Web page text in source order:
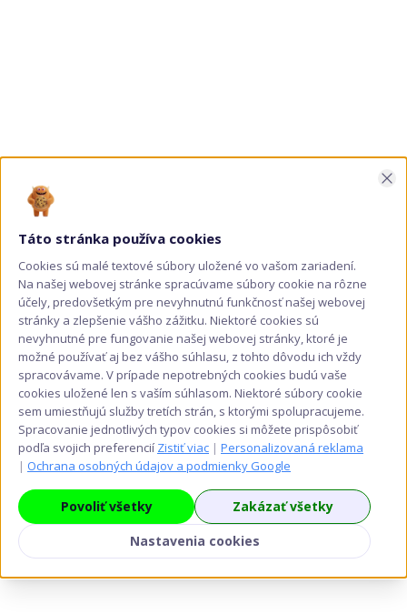
Drevené podložky pod poháre
Táto stránka používa cookies
Cookies sú malé textové súbory uložené vo vašom zariadení.
Na našej webovej stránke spracúvame súbory cookie na rôzne
účely, predovšetkým pre nevyhnutnú funkčnosť našej webovej
stránky a zlepšenie vášho zážitku. Niektoré cookies sú
nevyhnutné pre fungovanie našej webovej stránky, ktoré je
možné používať aj bez vášho súhlasu, z tohto dôvodu ich vždy
spracovávame. V prípade nepotrebných cookies budú vaše
cookies uložené len s vaším súhlasom. Niektoré súbory cookie
sem umiestňujú služby tretích strán, s ktorými spolupracujeme.
Spracovanie jednotlivých typov cookies si môžete prispôsobiť
podľa svojich preferencií Zistiť viac | Personalizovaná reklama
| Ochrana osobných údajov a podmienky Google
Povoliť všetky
Zakázať všetky
Nastavenia cookies